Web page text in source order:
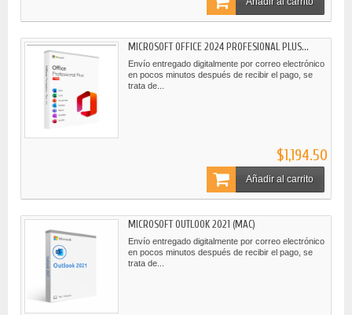
MICROSOFT OFFICE 2024 PROFESIONAL PLUS...
Envío entregado digitalmente por correo electrónico
en pocos minutos después de recibir el pago, se
trata de...
$1,194.50
Añadir al carrito
MICROSOFT OUTLOOK 2021 (MAC)
Envío entregado digitalmente por correo electrónico
en pocos minutos después de recibir el pago, se
trata de...